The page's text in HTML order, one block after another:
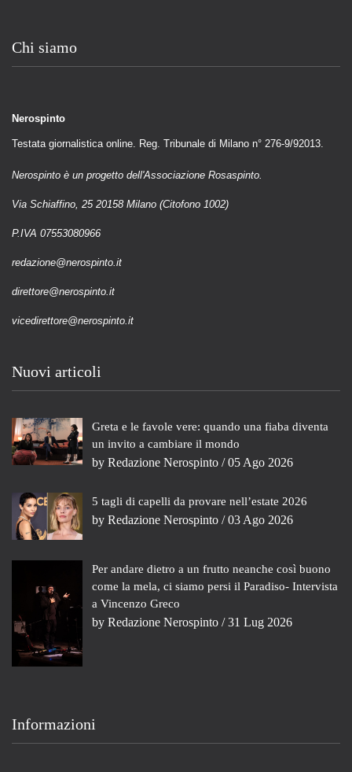
Chi siamo
Nerospinto
Testata giornalistica online. Reg. Tribunale di Milano n° 276-9/92013.
Nerospinto è un progetto dell'Associazione Rosaspinto.
Via Schiaffino, 25 20158 Milano (Citofono 1002)
P.IVA 07553080966
redazione@nerospinto.it
direttore@nerospinto.it
vicedirettore@nerospinto.it
Nuovi articoli
Greta e le favole vere: quando una fiaba diventa
un invito a cambiare il mondo
by Redazione Nerospinto / 05 Ago 2026
5 tagli di capelli da provare nell’estate 2026
by Redazione Nerospinto / 03 Ago 2026
Per andare dietro a un frutto neanche così buono
come la mela, ci siamo persi il Paradiso- Intervista
a Vincenzo Greco
by Redazione Nerospinto / 31 Lug 2026
Informazioni